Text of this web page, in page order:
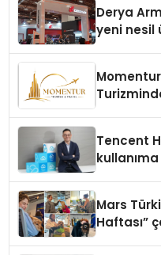
Derya
yeni nesil
Tencent
Mars
Haftası”